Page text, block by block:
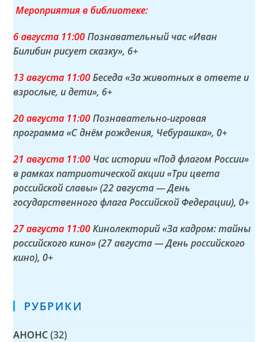
Мероприятия в библиотеке:
6 августа 11:00Познавательный час «Иван
Билибин рисует сказку», 6+
13 августа 11:00Беседа «За животных в ответе и
взрослые, и дети», 6+
20 августа 11:00Познавательно-игровая
программа «С днём рождения, Чебурашка», 0+
21 августа 11:00 Час истории «Под флагом России»
в рамках патриотической акции «Три цвета
российской славы» (22 августа — День
государственного флага Российской Федерации), 0+
27 августа 11:00Кинолекторий «За кадром: тайны
российского кино» (27 августа — День российского
кино), 0+
РУБРИКИ
АНОНС (32)